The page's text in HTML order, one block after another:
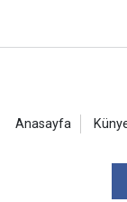
Anasayfa